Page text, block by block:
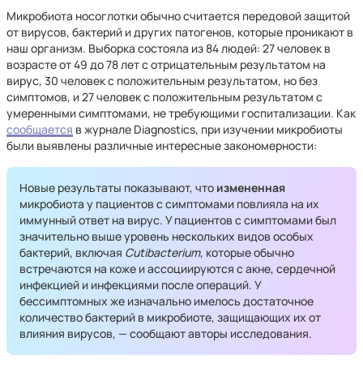
Микробиота носоглотки обычно считается передовой защитой
от вирусов, бактерий и других патогенов, которые проникают в
наш организм. Выборка состояла из 84 людей: 27 человек в
возрасте от 49 до 78 лет с отрицательным результатом на
вирус, 30 человек с положительным результатом, но без
симптомов, и 27 человек с положительным результатом с
умеренными симптомами, не требующими госпитализации. Как
сообщается в журнале Diagnostics, при изучении микробиоты
были выявлены различные интересные закономерности:
Новые результаты показывают, что измененная
микробиота у пациентов с симптомами повлияла на их
иммунный ответ на вирус. У пациентов с симптомами был
значительно выше уровень нескольких видов особых
бактерий, включая Cutibacterium, которые обычно
встречаются на коже и ассоциируются с акне, сердечной
инфекцией и инфекциями после операций. У
бессимптомных же изначально имелось достаточное
количество бактерий в микробиоте, защищающих их от
влияния вирусов, — сообщают авторы исследования.